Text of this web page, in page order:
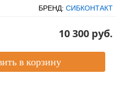
БРЕНД: СИБКОНТАКТ
10 300 pуб.